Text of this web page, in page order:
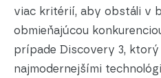
viac kritérií, aby obstáli v
obmieňajúcou
prípade Discovery 3,
najmodernejšími